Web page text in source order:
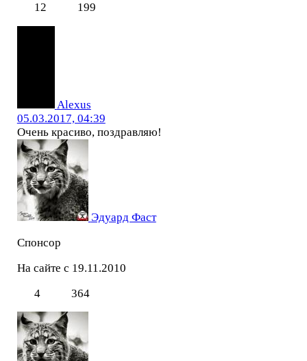
12
199
Alexus
05.03.2017, 04:39
Очень красиво, поздравляю!
Эдуард Фаст
Спонсор
На сайте с 19.11.2010
4
364